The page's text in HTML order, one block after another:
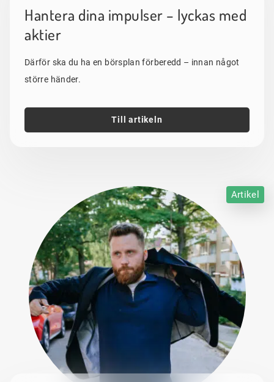
Hantera dina impulser – lyckas med
aktier
Därför ska du ha en börsplan förberedd – innan något
större händer.
Till artikeln
Artikel